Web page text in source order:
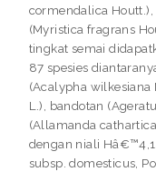
cormendalica Houtt.),
(Myristica fragrans
tingkat semai
87 spesies
(Acalypha wilkesiana
L.), bandotan
(Allamanda
dengan niali
subsp. domesticus,